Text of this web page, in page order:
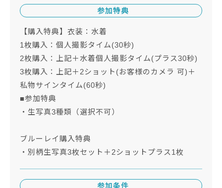
参加特典
【購入特典】衣装：水着
1枚購入：個人撮影タイム(30秒)
2枚購入：上記＋水着個人撮影タイム(プラス30秒)
3枚購入：上記＋2ショット(お客様のカメラ 可)＋
私物サインタイム(60秒)
■参加特典
・生写真3種類（選択不可）
ブルーレイ購入特典
・別柄生写真3枚セット＋2ショットプラス1枚
参加条件